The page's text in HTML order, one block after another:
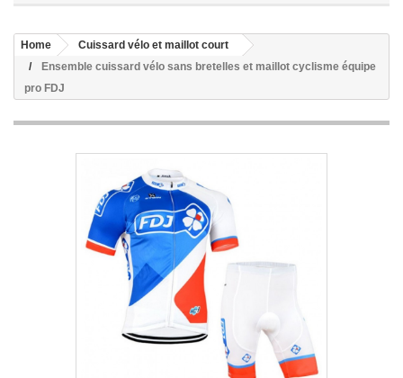
Home
Cuissard vélo et maillot court
Ensemble cuissard vélo sans bretelles et maillot cyclisme équipe
pro FDJ